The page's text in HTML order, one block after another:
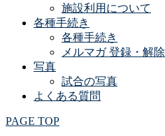
施設利用について
各種手続き
各種手続き
メルマガ 登録・解除
写真
試合の写真
よくある質問
PAGE TOP